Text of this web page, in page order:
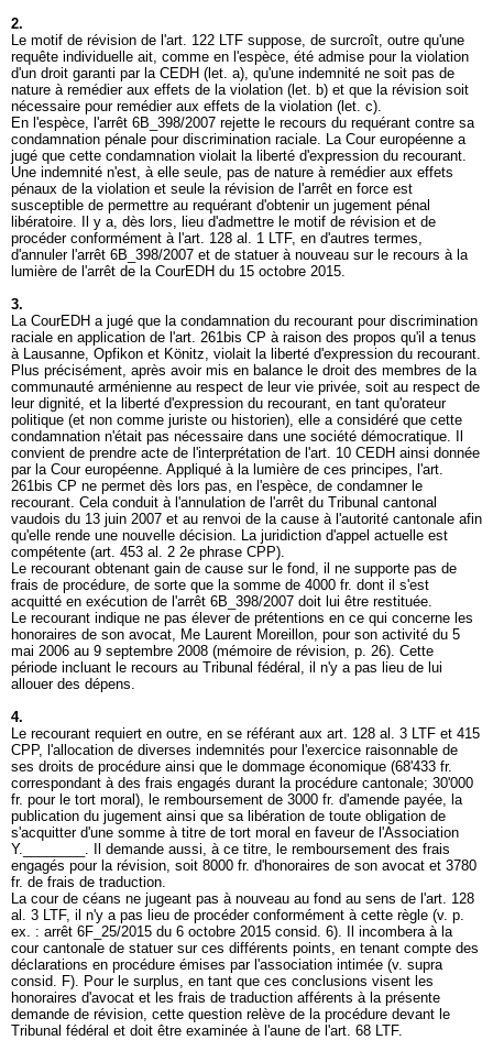
2.
Le motif de révision de l'art. 122 LTF suppose, de surcroît, outre qu'une
requête individuelle ait, comme en l'espèce, été admise pour la violation
d'un droit garanti par la CEDH (let. a), qu'une indemnité ne soit pas de
nature à remédier aux effets de la violation (let. b) et que la révision soit
nécessaire pour remédier aux effets de la violation (let. c).
En l'espèce, l'arrêt 6B_398/2007 rejette le recours du requérant contre sa
condamnation pénale pour discrimination raciale. La Cour européenne a
jugé que cette condamnation violait la liberté d'expression du recourant.
Une indemnité n'est, à elle seule, pas de nature à remédier aux effets
pénaux de la violation et seule la révision de l'arrêt en force est
susceptible de permettre au requérant d'obtenir un jugement pénal
libératoire. Il y a, dès lors, lieu d'admettre le motif de révision et de
procéder conformément à l'art. 128 al. 1 LTF, en d'autres termes,
d'annuler l'arrêt 6B_398/2007 et de statuer à nouveau sur le recours à la
lumière de l'arrêt de la CourEDH du 15 octobre 2015.
3.
La CourEDH a jugé que la condamnation du recourant pour discrimination
raciale en application de l'art. 261bis CP à raison des propos qu'il a tenus
à Lausanne, Opfikon et Könitz, violait la liberté d'expression du recourant.
Plus précisément, après avoir mis en balance le droit des membres de la
communauté arménienne au respect de leur vie privée, soit au respect de
leur dignité, et la liberté d'expression du recourant, en tant qu'orateur
politique (et non comme juriste ou historien), elle a considéré que cette
condamnation n'était pas nécessaire dans une société démocratique. Il
convient de prendre acte de l'interprétation de l'art. 10 CEDH ainsi donnée
par la Cour européenne. Appliqué à la lumière de ces principes, l'art.
261bis CP ne permet dès lors pas, en l'espèce, de condamner le
recourant. Cela conduit à l'annulation de l'arrêt du Tribunal cantonal
vaudois du 13 juin 2007 et au renvoi de la cause à l'autorité cantonale afin
qu'elle rende une nouvelle décision. La juridiction d'appel actuelle est
compétente (art. 453 al. 2 2e phrase CPP).
Le recourant obtenant gain de cause sur le fond, il ne supporte pas de
frais de procédure, de sorte que la somme de 4000 fr. dont il s'est
acquitté en exécution de l'arrêt 6B_398/2007 doit lui être restituée.
Le recourant indique ne pas élever de prétentions en ce qui concerne les
honoraires de son avocat, Me Laurent Moreillon, pour son activité du 5
mai 2006 au 9 septembre 2008 (mémoire de révision, p. 26). Cette
période incluant le recours au Tribunal fédéral, il n'y a pas lieu de lui
allouer des dépens.
4.
Le recourant requiert en outre, en se référant aux art. 128 al. 3 LTF et 415
CPP, l'allocation de diverses indemnités pour l'exercice raisonnable de
ses droits de procédure ainsi que le dommage économique (68'433 fr.
correspondant à des frais engagés durant la procédure cantonale; 30'000
fr. pour le tort moral), le remboursement de 3000 fr. d'amende payée, la
publication du jugement ainsi que sa libération de toute obligation de
s'acquitter d'une somme à titre de tort moral en faveur de l'Association
Y.________. Il demande aussi, à ce titre, le remboursement des frais
engagés pour la révision, soit 8000 fr. d'honoraires de son avocat et 3780
fr. de frais de traduction.
La cour de céans ne jugeant pas à nouveau au fond au sens de l'art. 128
al. 3 LTF, il n'y a pas lieu de procéder conformément à cette règle (v. p.
ex. : arrêt 6F_25/2015 du 6 octobre 2015 consid. 6). Il incombera à la
cour cantonale de statuer sur ces différents points, en tenant compte des
déclarations en procédure émises par l'association intimée (v. supra
consid. F). Pour le surplus, en tant que ces conclusions visent les
honoraires d'avocat et les frais de traduction afférents à la présente
demande de révision, cette question relève de la procédure devant le
Tribunal fédéral et doit être examinée à l'aune de l'art. 68 LTF.